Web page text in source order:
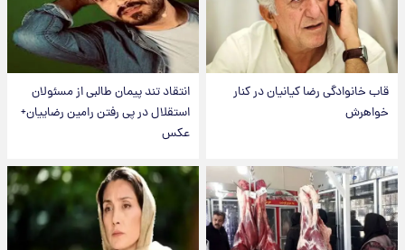
قاب خانوادگی رضا کیانیان در کنار
خواهرش
انتقاد تند پیمان طالبی از مسئولان
استقلال در پی رفتن رامین رضاییان+
عکس